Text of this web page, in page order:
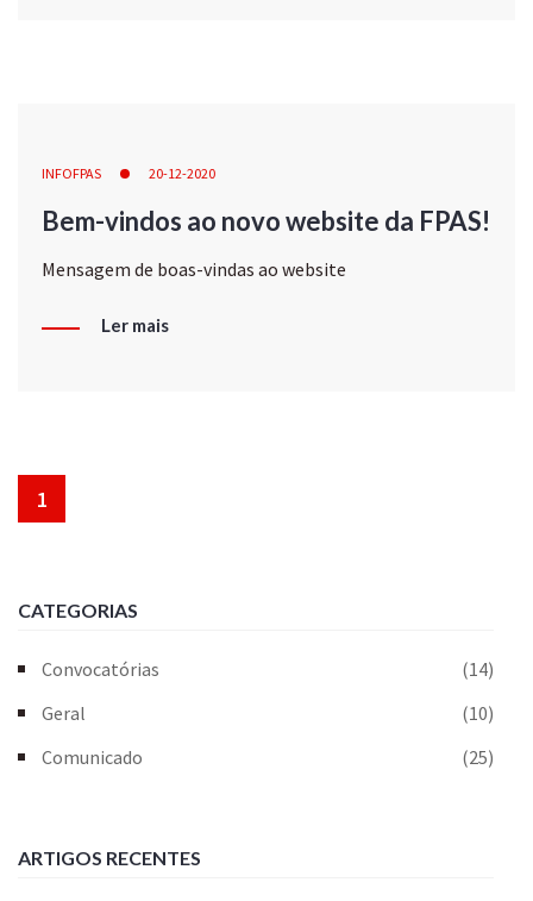
INFOFPAS 20-12-2020
Bem-vindos ao novo website da FPAS!
Mensagem de boas-vindas ao website
Ler mais
1
CATEGORIAS
Convocatórias
(14)
Geral
(10)
Comunicado
(25)
ARTIGOS RECENTES